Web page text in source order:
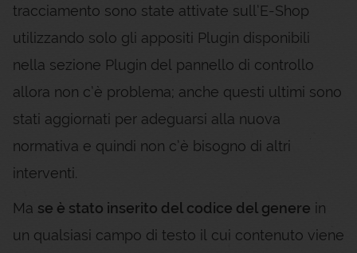
tracciamento sono state attivate sull’E-Shop
utilizzando solo gli appositi Plugin disponibili
nella sezione Plugin del pannello di controllo
allora non c’è problema; anche questi ultimi sono
stati aggiornati per adeguarsi alla nuova
normativa e quindi non c’è bisogno di altri
interventi.
Ma se è stato inserito del codice del genere in
un qualsiasi campo di testo il cui contenuto viene